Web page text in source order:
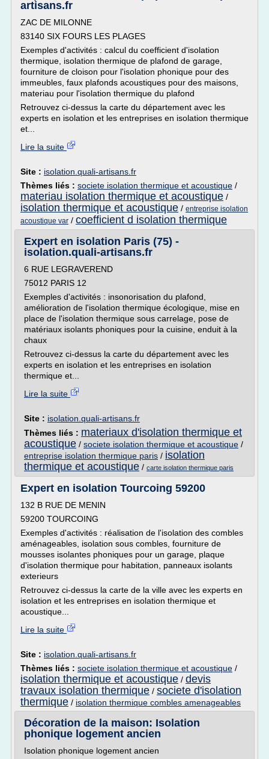
artisans.fr
ZAC DE MILONNE
83140 SIX FOURS LES PLAGES
Exemples d'activités : calcul du coefficient d'isolation
thermique, isolation thermique de plafond de garage,
fourniture de cloison pour l'isolation phonique pour des
immeubles, faux plafonds acoustiques pour des maisons,
materiau pour l'isolation thermique du plafond
Retrouvez ci-dessus la carte du département avec les
experts en isolation et les entreprises en isolation thermique
et...
Lire la suite
Site : isolation.quali-artisans.fr
Thèmes liés : societe isolation thermique et acoustique /
materiau isolation thermique et acoustique /
isolation thermique et acoustique / entreprise isolation
acoustique var / coefficient d isolation thermique
Expert en isolation Paris (75) -
isolation.quali-artisans.fr
6 RUE LEGRAVEREND
75012 PARIS 12
Exemples d'activités : insonorisation du plafond,
amélioration de l'isolation thermique écologique, mise en
place de l'isolation thermique sous carrelage, pose de
matériaux isolants phoniques pour la cuisine, enduit à la
chaux
Retrouvez ci-dessus la carte du département avec les
experts en isolation et les entreprises en isolation
thermique et...
Lire la suite
Site : isolation.quali-artisans.fr
Thèmes liés : materiaux d'isolation thermique et
acoustique / societe isolation thermique et acoustique /
entreprise isolation thermique paris / isolation
thermique et acoustique / carte isolation thermique paris
Expert en isolation Tourcoing 59200
132 B RUE DE MENIN
59200 TOURCOING
Exemples d'activités : réalisation de l'isolation des combles
aménageables, isolation sous combles, fourniture de
mousses isolantes phoniques pour un garage, plaque
d'isolation thermique pour habitation, panneaux isolants
exterieurs
Retrouvez ci-dessus la carte de la ville avec les experts en
isolation et les entreprises en isolation thermique et
acoustique...
Lire la suite
Site : isolation.quali-artisans.fr
Thèmes liés : societe isolation thermique et acoustique /
isolation thermique et acoustique / devis
travaux isolation thermique / societe d'isolation
thermique / isolation thermique combles amenageables
Décoration de la maison: Isolation
phonique logement ancien
Isolation phonique logement ancien